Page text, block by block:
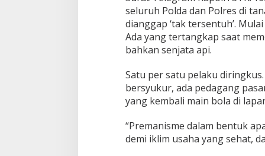
s
a
A
m
a
a
r
g
seluruh Polda dan Polres di
dianggap ‘tak tersentuh’.
Ada yang tertangkap saat
bahkan senjata api.
Satu per satu pelaku
bersyukur, ada pedagang
yang kembali main bola di
“Premanisme dalam bentuk
demi iklim usaha yang sehat,